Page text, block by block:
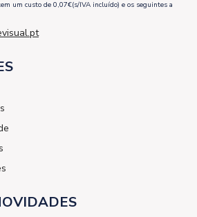
um custo de 0,07€(s/IVA incluído) e os seguintes a